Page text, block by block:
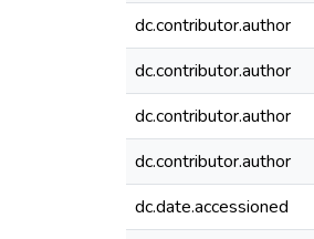
dc.contributor.author
dc.contributor.author
dc.contributor.author
dc.contributor.author
dc.date.accessioned